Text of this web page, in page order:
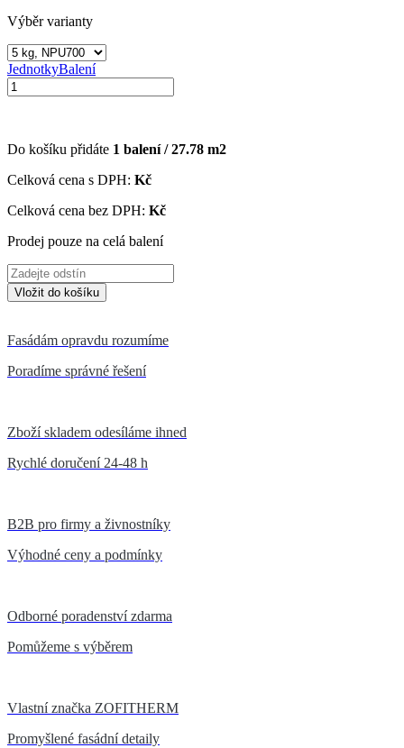
Výběr varianty
JednotkyBalení
Do košíku přidáte 1 balení /27.78 m2
Celková cena s DPH: Kč
Celková cena bez DPH: Kč
Prodej pouze na celá balení
Fasádám opravdu rozumíme
Poradíme správné řešení
Zboží skladem odesíláme ihned
Rychlé doručení 24-48 h
B2B pro firmy a živnostníky
Výhodné ceny a podmínky
Odborné poradenství zdarma
Pomůžeme s výběrem
Vlastní značka ZOFITHERM
Promyšlené fasádní detaily